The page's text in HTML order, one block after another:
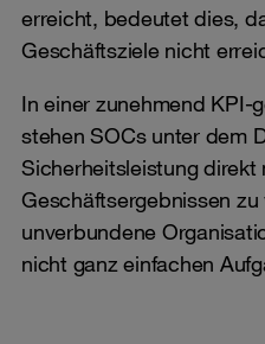
erreicht, bedeutet dies,
Geschäftsziele nicht
In einer zunehmend KPI-
stehen SOCs unter dem
Sicherheitsleistung direkt
Geschäftsergebnissen
unverbundene
nicht ganz einfachen